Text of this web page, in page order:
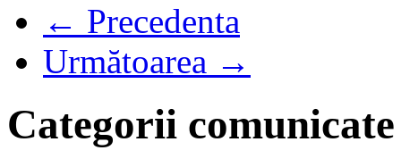
← Precedenta
Următoarea →
Categorii comunicate